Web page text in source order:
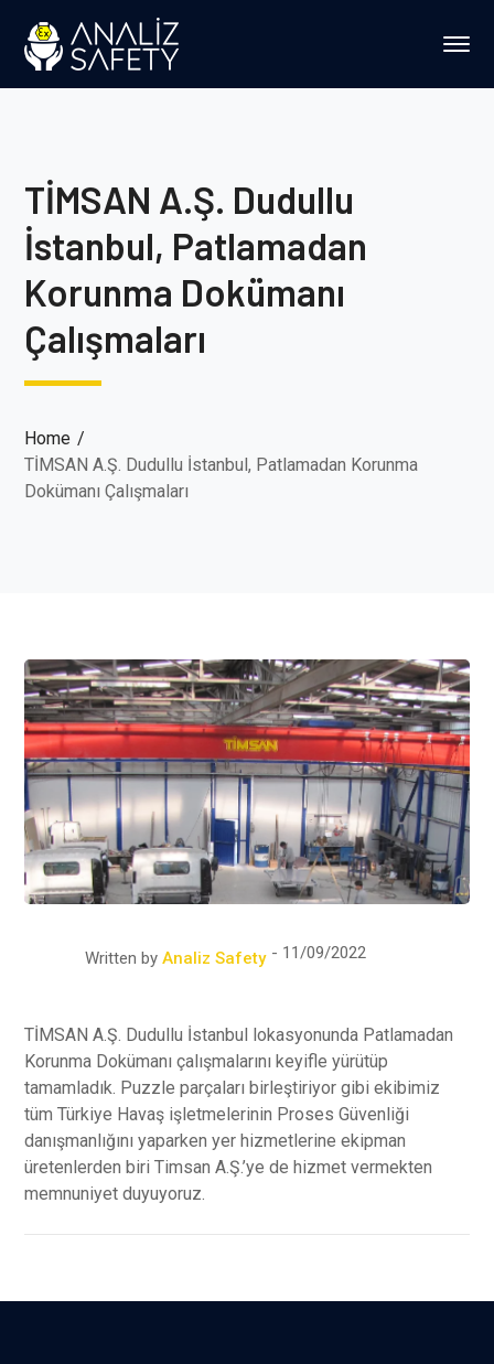
TİMSAN A.Ş. Dudullu
İstanbul, Patlamadan
Korunma Dokümanı
Çalışmaları
Home
TİMSAN A.Ş. Dudullu İstanbul, Patlamadan Korunma
Dokümanı Çalışmaları
Written by Analiz Safety 11/09/2022
TİMSAN A.Ş. Dudullu İstanbul lokasyonunda Patlamadan
Korunma Dokümanı çalışmalarını keyifle yürütüp
tamamladık. Puzzle parçaları birleştiriyor gibi ekibimiz
tüm Türkiye Havaş işletmelerinin Proses Güvenliği
danışmanlığını yaparken yer hizmetlerine ekipman
üretenlerden biri Timsan A.Ş.’ye de hizmet vermekten
memnuniyet duyuyoruz.